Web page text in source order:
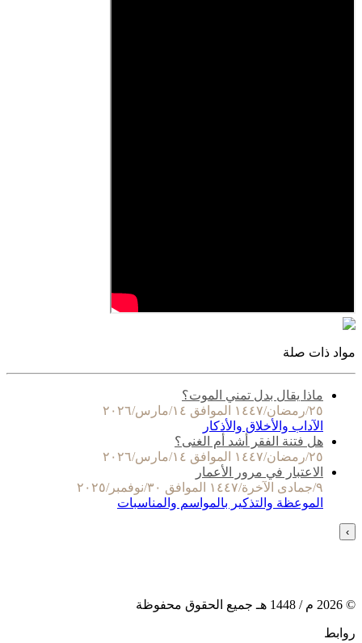
مواد ذات صلة
ماذا يقال بدل تمني الموت؟
٢٥/رمضان/١٤٤٧ الموافق ١٤/مارس/٢٠٢٦
الآداب والأخلاق والأذكار
هل فتنة الفقر أشد أم الغنى؟
٢٥/رمضان/١٤٤٧ الموافق ١٤/مارس/٢٠٢٦
الاعتبار في مرور الأعمار
٩/جمادى الآخرة/١٤٤٧ الموافق ٣٠/نوفمبر/٢٠٢٥
الموعظة والتذكير بالمواسم والمناسبات
›
©
2026 م / 1448 هـ جميع الحقوق محفوظة
روابط